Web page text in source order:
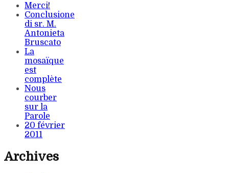
Merci!
Conclusione
di sr. M.
Antonieta
Bruscato
La
mosaïque
est
complète
Nous
courber
sur la
Parole
20 février
2011
Archives